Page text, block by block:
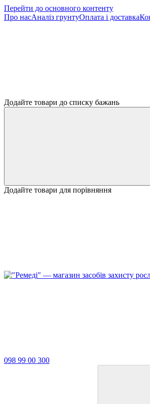
Перейти до основного контенту
Про насАналіз грунтуОплата і доставка
Додайте товари до списку бажань
Додайте товари для порівняння
098 99 00 300